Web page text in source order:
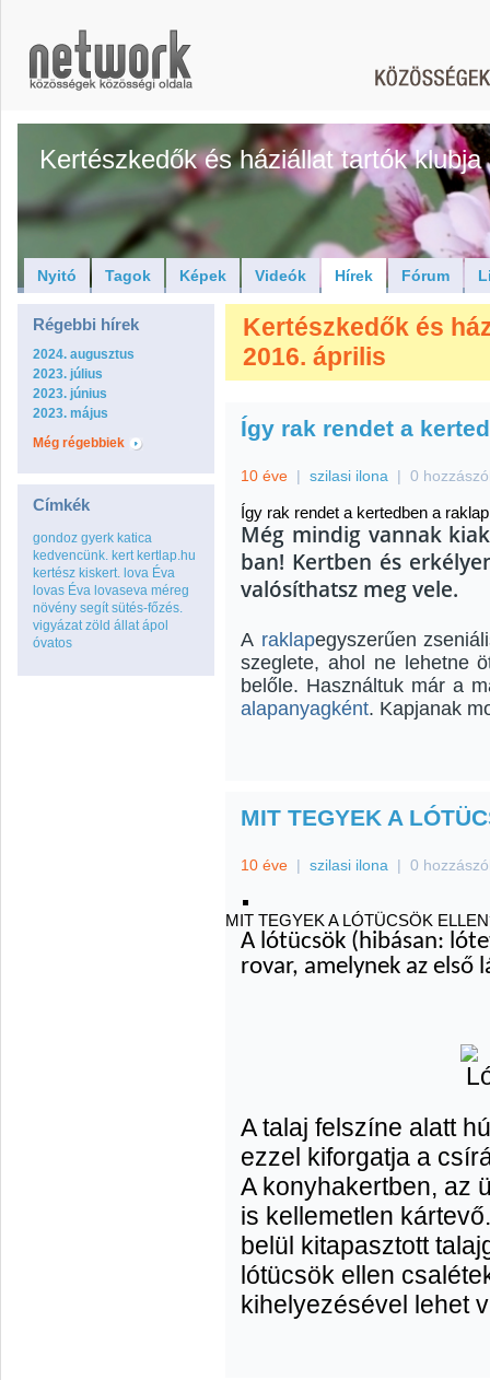
Kertészkedők és háziállat tartók klubja
Nyitó Tagok Képek Videók Hírek Fórum
Régebbi hírek
2024. augusztus
2023. július
2023. június
2023. május
Még régebbiek
Címkék
gondoz gyerk katica
kedvencünk. kert kertlap.hu
kertész kiskert. lova Éva
lovas Éva lovaseva méreg
növény segít sütés-főzés.
vigyázat zöld állat ápol
óvatos
Kertészkedők és
2016. április
Így rak ren­det a
10 éve | szilasi ilona | 0
Így rak ren­det a ker­ted­ben a
Még min­dig van­nak
ban! Kert­ben és
va­ló­sít­hatsz meg vele.
A raklapegyszerűen
szeglete, ahol ne lehetne
belőle. Használtuk már a
alapanyagként. Kapjanak
MIT TEGYEK A
10 éve | szilasi ilona | 0
MIT TEGYEK A LÓTÜCSÖK
A lótücsök (hibásan:
rovar, amelynek az első
A talaj felszíne alatt
ezzel kiforgatja a
A konyhakertben, az
is kellemetlen
belül kitapasztott
lótücsök ellen
kihelyezésével lehet